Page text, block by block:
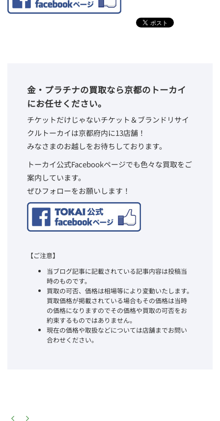
金・プラチナの買取なら京都のトーカイ
にお任せください。
チケットだけじゃないチケット＆ブランドリサイ
クルトーカイは京都府内に13店舗！
みなさまのお越しをお待ちしております。
トーカイ公式Facebookページでも色々な買取をご
案内しています。
ぜひフォローをお願いします！
【ご注意】
当ブログ記事に記載されている記事内容は投稿当
時のものです。
買取の可否、価格は相場等により変動いたします。
買取価格が掲載されている場合もその価格は当時
の価格になりますのでその価格や買取の可否をお
約束するものではありません。
現在の価格や取扱などについては店舗までお問い
合わせください。